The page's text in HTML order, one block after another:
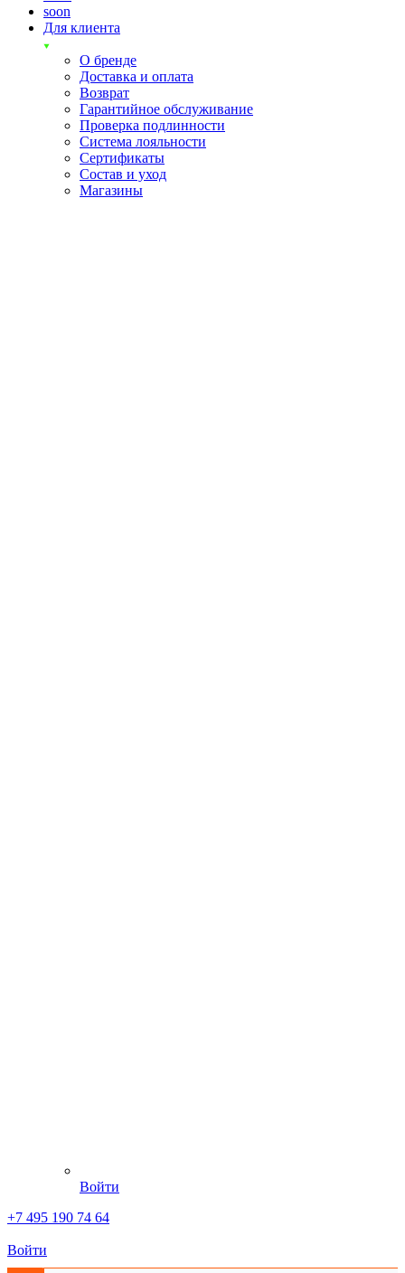
soon
Для клиента
О бренде
Доставка и оплата
Возврат
Гарантийное обслуживание
Проверка подлинности
Система лояльности
Сертификаты
Состав и уход
Магазины
Войти
+7 495 190 74 64
Войти